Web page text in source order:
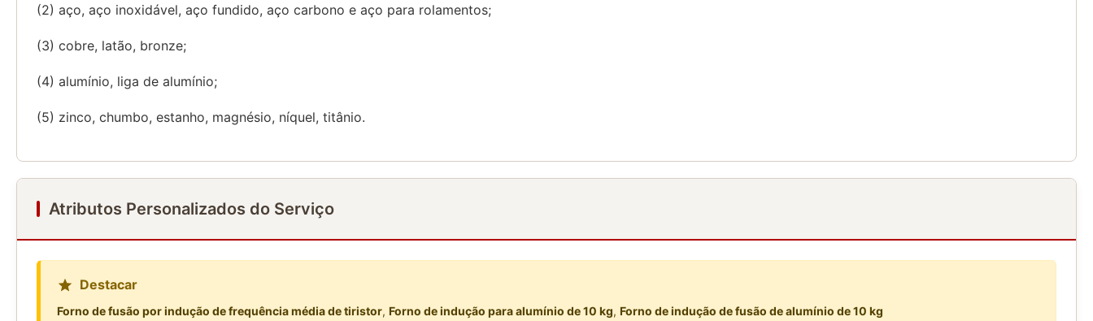
(2) aço, aço inoxidável, aço fundido, aço carbono e aço para rolamentos;
(3) cobre, latão, bronze;
(4) alumínio, liga de alumínio;
(5) zinco, chumbo, estanho, magnésio, níquel, titânio.
Atributos Personalizados do Serviço
Destacar
Forno de fusão por indução de frequência média de tiristor, Forno de indução para alumínio de 10 kg, Forno de indução de fusão de alumínio de 10 kg